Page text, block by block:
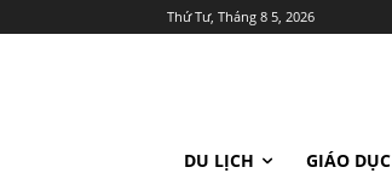
Thứ Tư, Tháng 8 5, 2026
DU LỊCH GIÁO DỤC